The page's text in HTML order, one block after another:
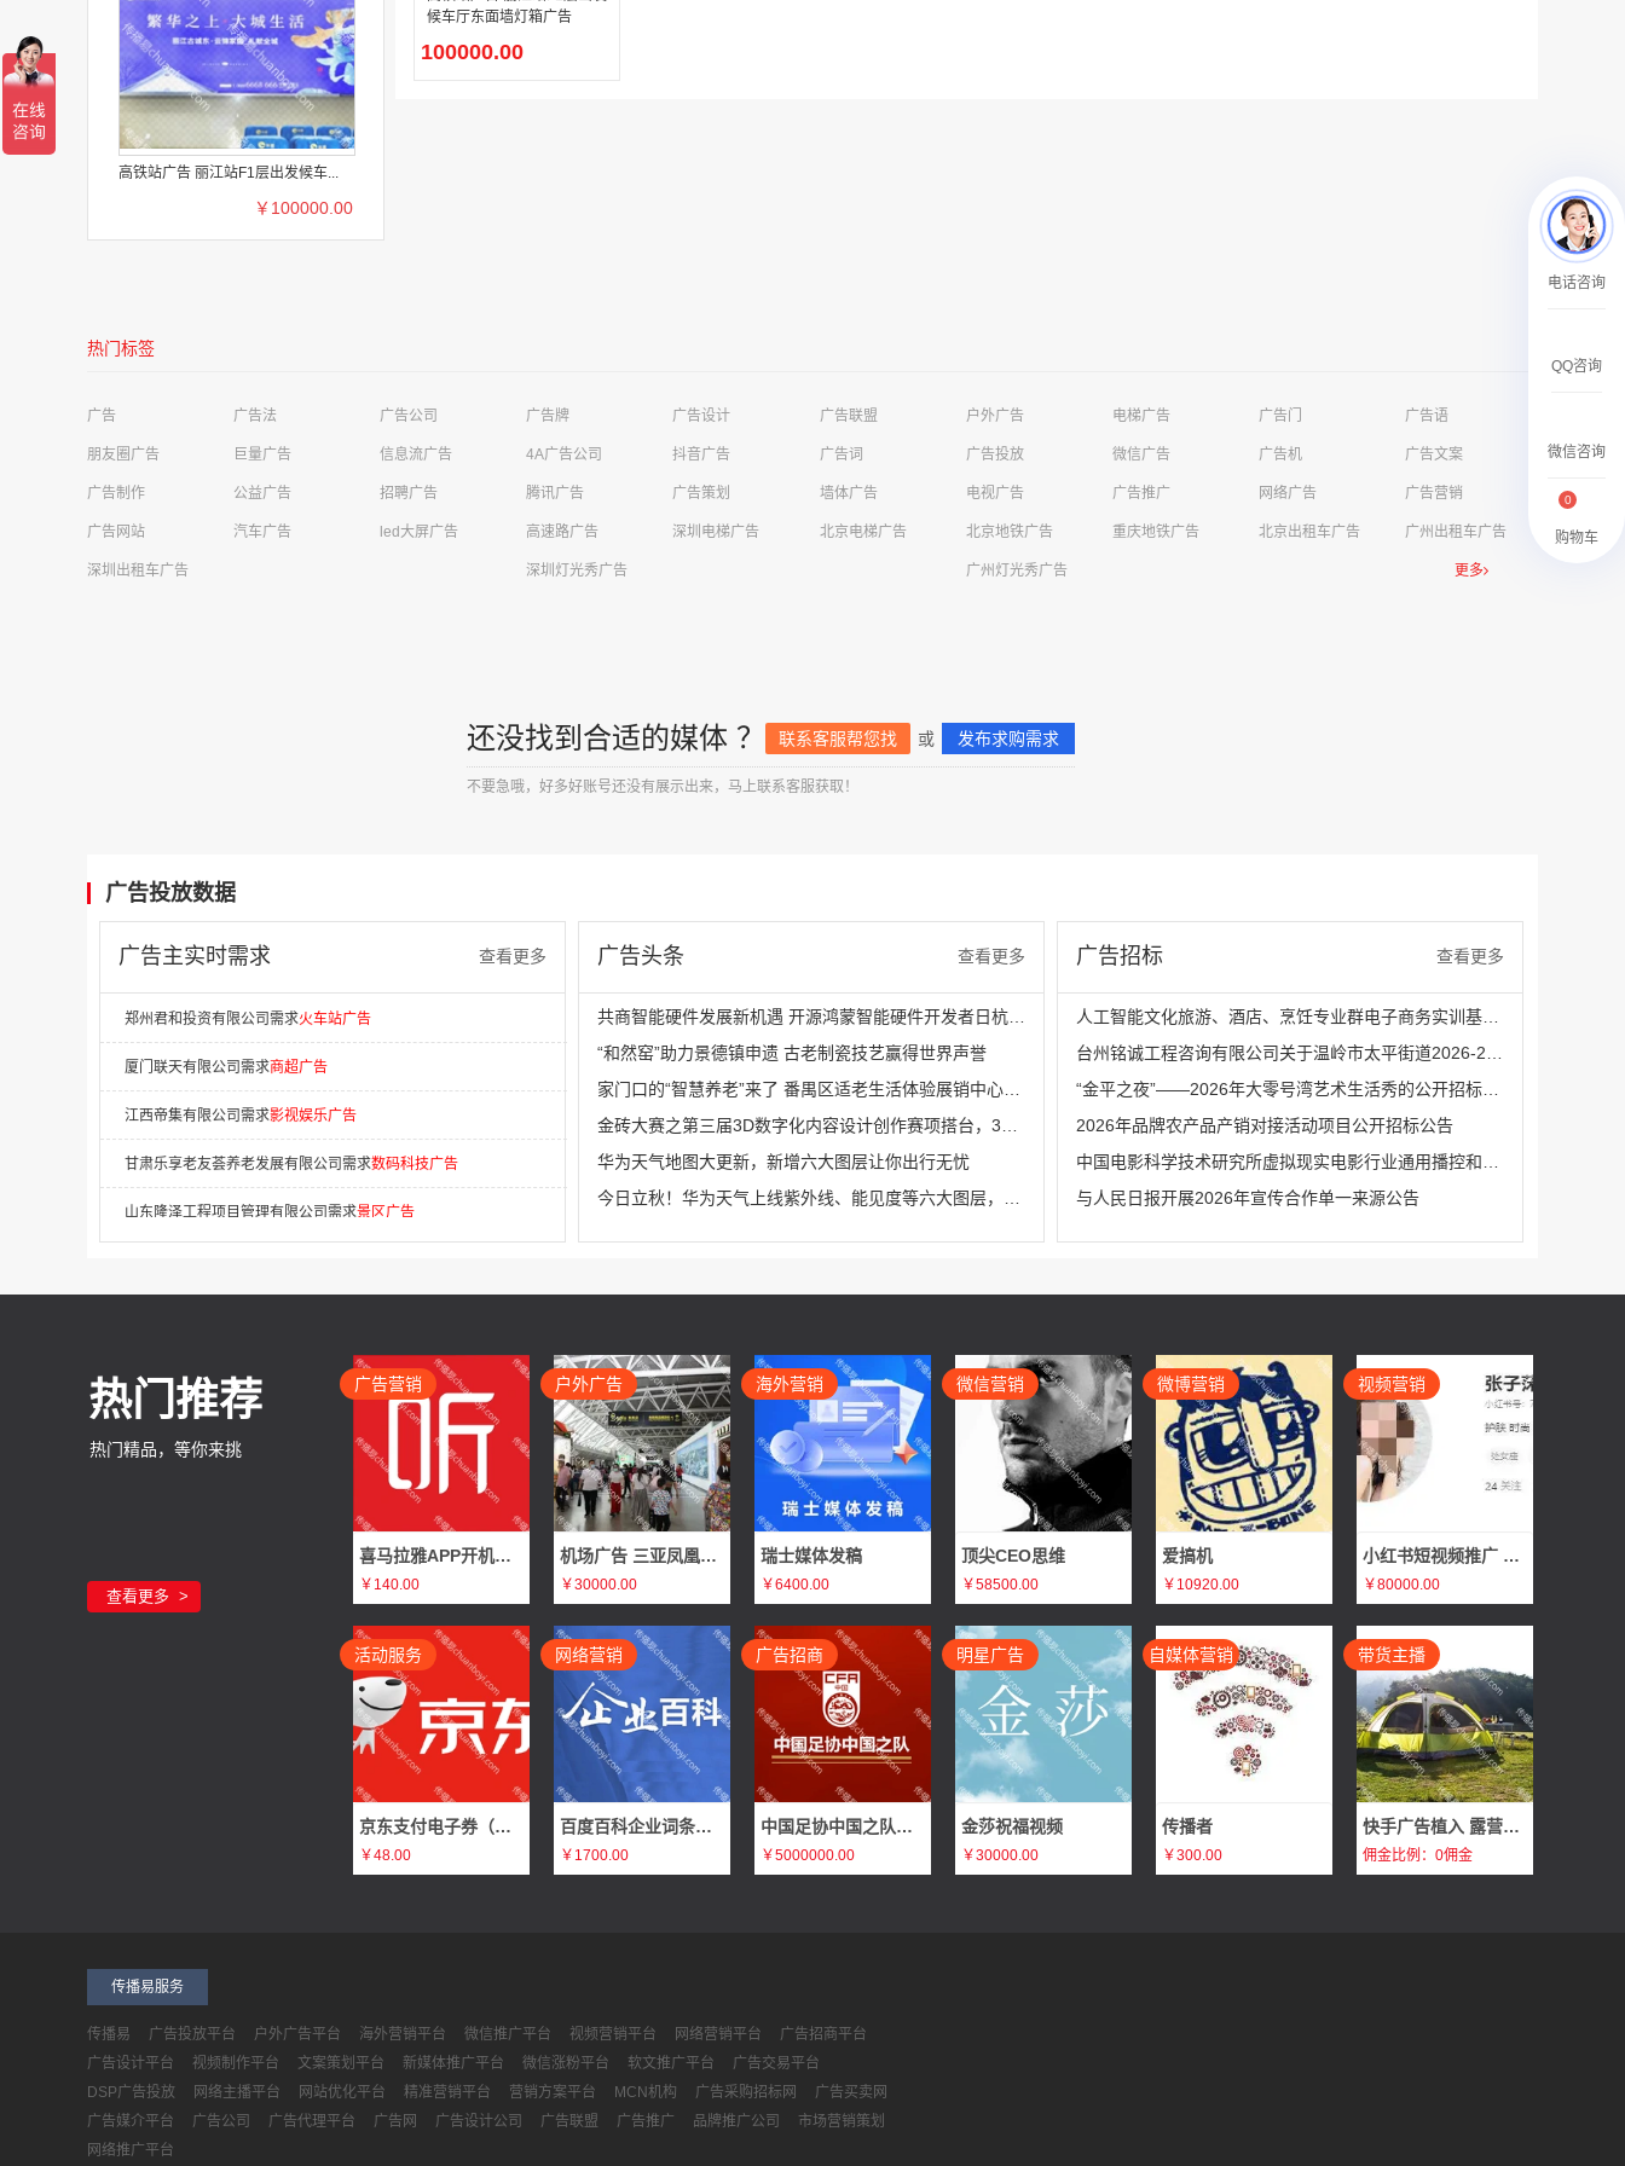
香港签名广告有轨双层巴士车身广告
高铁站广告 丽江站F1层出发候车...
￥100000.00
候车厅东面墙灯箱广告
100000.00
电话咨询
QQ咨询
微信咨询
购物车
0
热门标签
广告 广告法 广告公司 广告牌 广告设计 广告联盟 户外广告 电梯广告 广告门 广告语
朋友圈广告 巨量广告 信息流广告 4A广告公司 抖音广告 广告词 广告投放 微信广告 广告机 广告文案
广告制作 公益广告 招聘广告 腾讯广告 广告策划 墙体广告 电视广告 广告推广 网络广告 广告营销
广告网站 汽车广告 led大屏广告 高速路广告 深圳电梯广告 北京电梯广告 北京地铁广告 重庆地铁广告 北京出租车广告 广州出租车广告
深圳出租车广告 深圳灯光秀广告 广州灯光秀广告 更多
还没找到合适的媒体 ？ 联系客服帮您找 或 发布求购需求
不要急哦，好多好账号还没有展示出来，马上联系客服获取！
广告投放数据
广告主实时需求 查看更多
河源美年大健康管理公司华达健康体检中心需求
四川卓越云帆信息技术有限公司需求 财经投资广告
荣先文化传媒有限公司需求
福州富盈彩科技有限公司需求
厦门联天有限公司需求商超广告
江西帝集有限公司需求 影视娱乐广告
甘肃乐享老友荟养老发展有限公司需求
山东隆泽工程项目管理有限公司需求 景区广告
群多多（北京）广告传媒有限公司需求移动广告
山东国购集采供应链有限公司需求
广告
否广告
辽宁中恒信土地房地产资产评估有限公司需求
电梯广告
否广告
黄V认证广告
深圳市天然计划科技有限公司需求
锦州达富企业服务有限公司需求 生活消费广告
广州创汇传媒科技有限公司需求否广告
橘子企业管理（北京）有限公司需求
广告头条 查看更多
“和然窑”助力景德镇申遗 古老制瓷技艺赢得世界声誉
华为天气地图大更新，新增六大图层让你出行无忧
广告招标 查看更多
2026年品牌农产品产销对接活动项目公开招标公告
与人民日报开展2026年宣传合作单一来源公告
热门推荐
热门精品，等你来挑
查看更多
喜马拉雅APP开机屏广告（静态图片 3秒/全屏/非全屏）
￥140.00
广告营销
机场广告 三亚凤凰国际机场T1国内出发刷屏广告推广
￥30000.00
户外广告
瑞士媒体发稿
￥6400.00
海外营销
顶尖CEO思维
￥58500.00
微信营销
爱搞机
￥10920.00
微博营销
小红书短视频推广 张子莯
￥80000.00
视频营销
京东支付电子券（原价50元 98折）
￥48.00
活动服务
百度百科企业词条编辑
￥1700.00
网络营销
中国足协中国之队体育赛事赞助广告招商（官方合作伙伴、官方支持品牌、官方供应商）
￥5000000.00
广告招商
金莎祝福视频
￥30000.00
明星广告
传播者
￥300.00
自媒体营销
快手广告植入 露营旅行广告植入体验分享 打造企业爆款畅销产品
佣金比例：0佣金
带货主播
传播易服务
传播易 广告投放平台 户外广告平台 海外营销平台 微信推广平台 视频营销平台 网络营销平台
广告招商平台
广告设计平台
视频制作平台 文案策划平台 新媒体推广平台 微信涨粉平台 软文推广平台
广告交易平台
DSP广告投放
网络主播平台 网站优化平台 精准营销平台 营销方案平台 MCN机构 广告采购招标网
广告买卖网
广告媒介平台
广告公司 广告代理平台 广告网 广告设计公司 广告联盟 广告推广 品牌推广公司
市场营销策划
网络推广平台